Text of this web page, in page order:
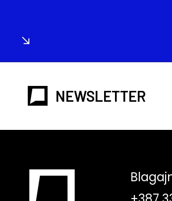
NEWSLETTER